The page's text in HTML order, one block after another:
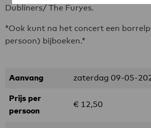
Dubliners/ The Furyes.
*Ook kunt na het concert een
persoon) bijboeken.*
Aanvang zaterdag 09-05-
Prijs per
persoon
€ 12,50